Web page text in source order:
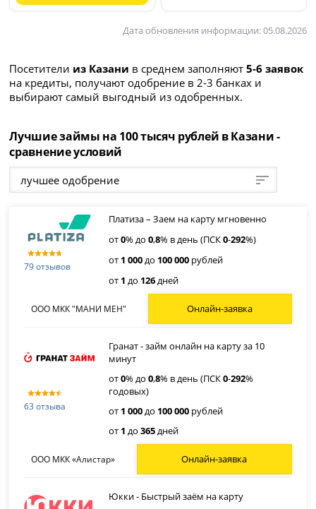
Дата обновления информации: 05.08.2026
Посетители из Казани в среднем заполняют5-6 заявок
на кредиты, получают одобрение в 2-3 банках и
выбирают самый выгодный из одобренных.
Лучшие займы на 100 тысяч рублей в Казани -
сравнение условий
лучшее одобрение
79 отзывов
Платиза – Заем на карту мгновенно
от0% до0,8% в день (ПСК0-292%)
от 1 000до 100 000 рублей
от 1 до 126дней
ООО МКК "МАНИ МЕН" Онлайн-заявка
63 отзыва
Гранат - займ онлайн на карту за 10
минут
от0% до0,8% в день (ПСК0-292%
годовых)
от 1 000до 100 000 рублей
от 1 до365дней
ООО МКК «Алистар» Онлайн-заявка
Юкки - Быстрый заём на карту